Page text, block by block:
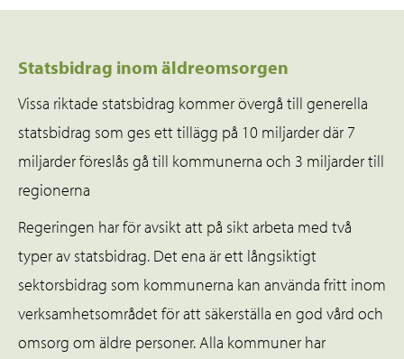
Statsbidrag inom äldreomsorgen
Vissa riktade statsbidrag kommer övergå till generella
statsbidrag som ges ett tillägg på 10 miljarder där 7
miljarder föreslås gå till kommunerna och 3 miljarder till
regionerna
Regeringen har för avsikt att på sikt arbeta med två
typer av statsbidrag. Det ena är ett långsiktigt
sektorsbidrag som kommunerna kan använda fritt inom
verksamhetsområdet för att säkerställa en god vård och
omsorg om äldre personer. Alla kommuner har